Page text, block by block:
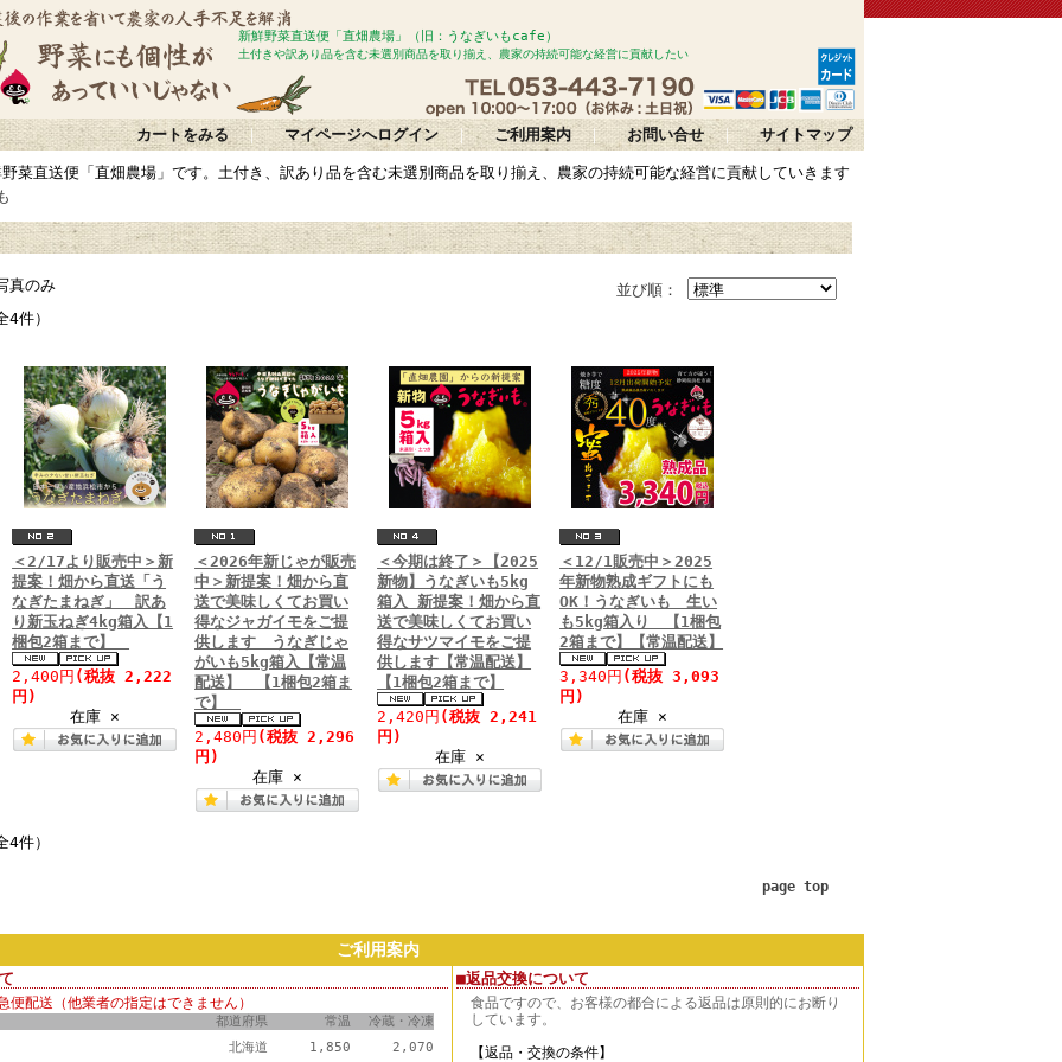
新鮮野菜直送便「直畑農場」（旧：うなぎいもcafe）
土付きや訳あり品を含む未選別商品を取り揃え、農家の持続可能な経営に貢献したい
カートをみる ｜ マイページへログイン ｜ ご利用案内 ｜ お問い合せ ｜ サイトマップ
菜直送便「直畑農場」です。土付き、訳あり品を含む未選別商品を取り揃え、農家の持続可能な経営に貢献していきます
並び順：
のみ
件）
＜2/17より販売中＞新
提案！畑から直送「う
なぎたまねぎ」 訳あ
り新玉ねぎ4kg箱入【1
梱包2箱まで】
2,400円 (税抜 2,222
円)
在庫 ×
＜2026年新じゃが販売
中＞新提案！畑から直
送で美味しくてお買い
得なジャガイモをご提
供します うなぎじゃ
がいも5kg箱入【常温
配送】 【1梱包2箱ま
で】
2,480円 (税抜 2,296
円)
在庫 ×
＜今期は終了＞【2025
新物】うなぎいも5kg
箱入 新提案！畑から直
送で美味しくてお買い
得なサツマイモをご提
供します【常温配送】
【1梱包2箱まで】
2,420円 (税抜 2,241
円)
在庫 ×
＜12/1販売中＞2025
年新物熟成ギフトにも
OK！うなぎいも 生い
も5kg箱入り 【1梱包
2箱まで】【常温配送】
3,340円 (税抜 3,093
円)
在庫 ×
件）
page top
ご利用案内
便配送（他業者の指定はできません）
都道府県 常温
冷蔵・冷凍
北海道
1,850 2,070
■返品交換について
食品ですので、お客様の都合による返品は原則的にお断り
しています。
【返品・交換の条件】